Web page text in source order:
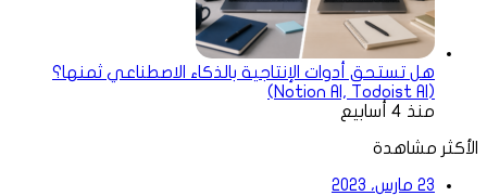
هل تستحق أدوات الإنتاجية بالذكاء الاصطناعي ثمنها؟
(Notion AI, Todoist AI)
منذ 4 أسابيع
الأكثر مشاهدة
23 مارس، 2023